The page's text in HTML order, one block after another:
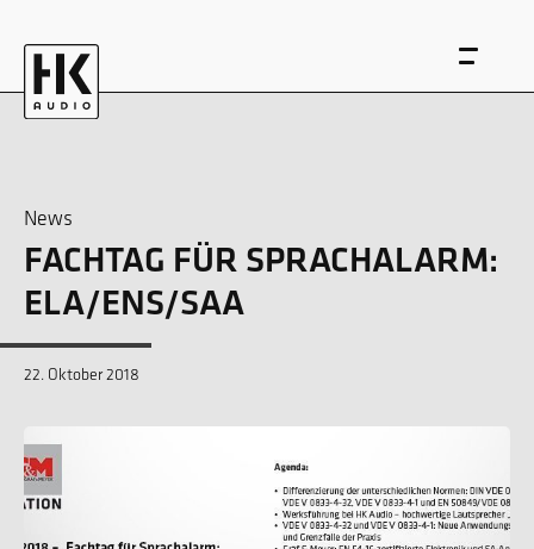
EN DE
News
FACHTAG FÜR SPRACHALARM:
ELA/ENS/SAA
22. Oktober 2018